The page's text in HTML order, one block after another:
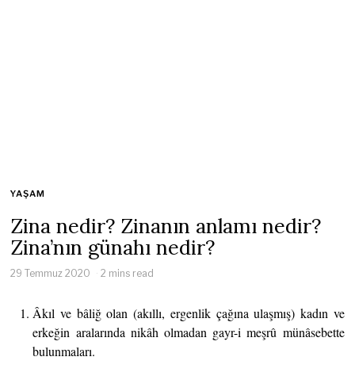
YAŞAM
Zina nedir? Zinanın anlamı nedir?
Zina’nın günahı nedir?
29 Temmuz 2020 2 mins read
Âkıl ve bâliğ olan (akıllı, ergenlik çağına ulaşmış) kadın ve
erkeğin aralarında nikâh olmadan gayr-i meşrû münâsebette
bulunmaları.